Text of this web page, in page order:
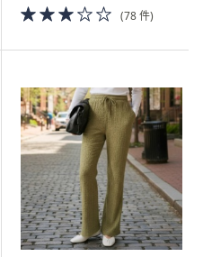
3.0
of
(78 件)